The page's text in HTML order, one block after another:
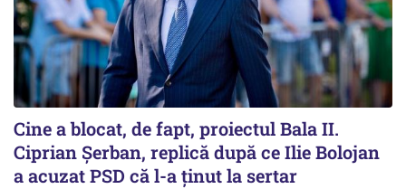
Cine a blocat, de fapt, proiectul Bala II.
Ciprian Șerban, replică după ce Ilie Bolojan
a acuzat PSD că l-a ținut la sertar